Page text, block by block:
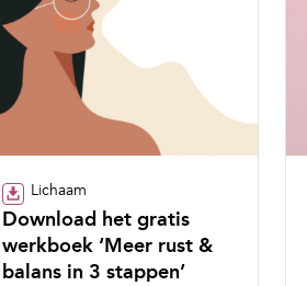
Lichaam
Download het gratis
werkboek ‘Meer rust &
balans in 3 stappen’